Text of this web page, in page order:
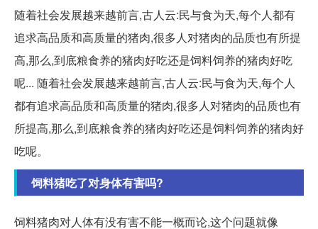
随着社会发展越来越前言,古人云:民与食为天,每个人都有
追求高品质和高质量的猪肉,很多人对猪肉的品质也有所提
高,那么,到底粮食养的猪肉好吃还是饲料饲养的猪肉好吃
呢... 随着社会发展越来越前言,古人云:民与食为天,每个人
都有追求高品质和高质量的猪肉,很多人对猪肉的品质也有
所提高,那么,到底粮食养的猪肉好吃还是饲料饲养的猪肉好
吃呢。
饲料猪吃了对身体有害吗?
饲料猪肉对人体有没有害不能一概而论,这个问题就像